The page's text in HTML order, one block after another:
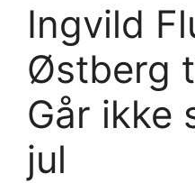
Ingvild
Østberg
Går ikke
jul